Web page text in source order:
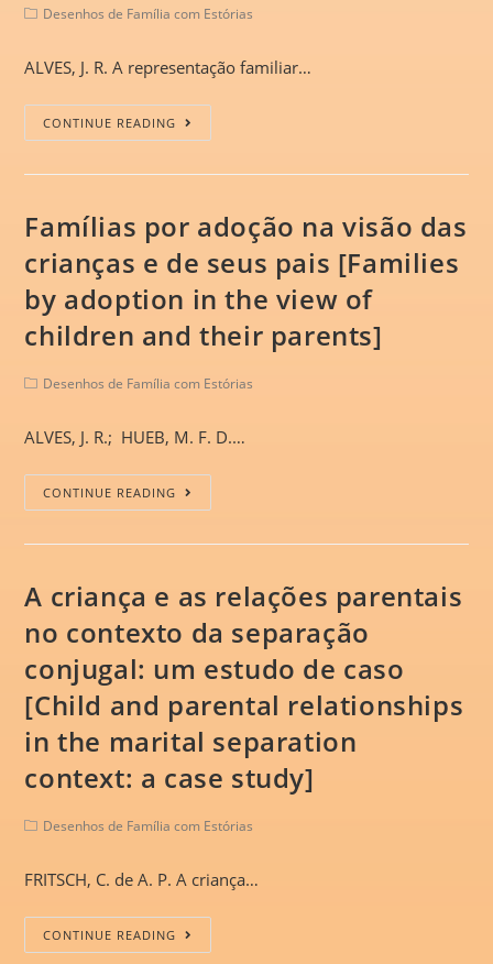
Desenhos de Família com Estórias
ALVES, J. R. A representação familiar…
CONTINUE READING
Famílias por adoção na visão das
crianças e de seus pais [Families
by adoption in the view of
children and their parents]
Desenhos de Família com Estórias
ALVES, J. R.; HUEB, M. F. D.…
CONTINUE READING
A criança e as relações parentais
no contexto da separação
conjugal: um estudo de caso
[Child and parental relationships
in the marital separation
context: a case study]
Desenhos de Família com Estórias
FRITSCH, C. de A. P. A criança…
CONTINUE READING